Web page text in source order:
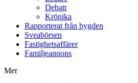
Debatt
Krönika
Rapporterat från bygden
Sveabörsen
Fastighetsaffärer
Familjeannons
Mer